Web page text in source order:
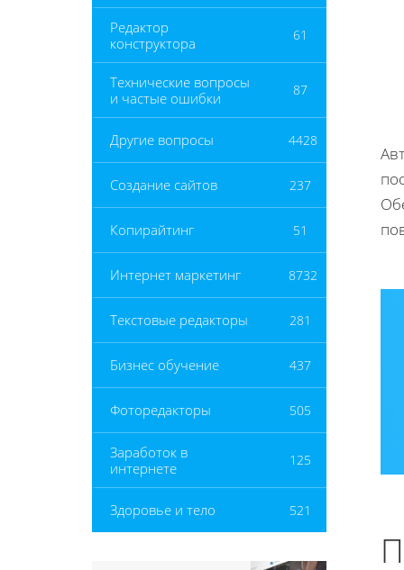
Редактор
конструктора
61
Технические вопросы
и частые ошибки
87
Другие вопросы 4428
Создание сайтов 237
Копирайтинг 51
Интернет маркетинг 8732
Текстовые редакторы 281
Бизнес обучение 437
Фоторедакторы 505
Заработок в
интернете
125
Здоровье и тело 521